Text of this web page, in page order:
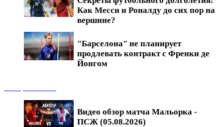
Как Месси и Роналду до сих пор на
вершине?
"Барселона" не планирует
продлевать контракт с Френки де
Йонгом
Видео обзор матча Мальорка -
ПСЖ (05.08.2026)